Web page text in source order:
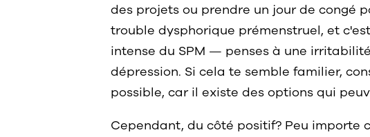
des projets ou prendre un jour de congé
trouble dysphorique prémenstruel, et
intense du SPM — penses à une
dépression. Si cela te semble familier,
possible, car il existe des options qui
Cependant, du côté positif? Peu importe